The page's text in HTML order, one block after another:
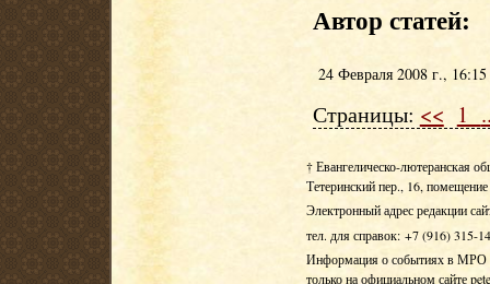
Автор статей:
24 Февраля 2008 г., 16:15
Страницы: << 1
† Евангелическо-лютеранская
Тетеринский пер., 16,
Электронный адрес редакции
тел. для справок: +7 (916) 315-
Информация о событиях в МРО
только на официальном сайте